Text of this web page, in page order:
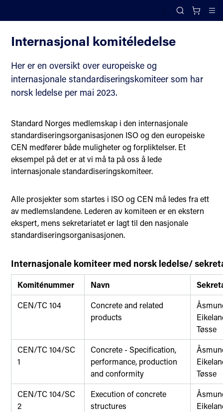
;
Search
Internasjonal komitéledelse
Her er en oversikt over europeiske og
internasjonale standardiseringskomiteer som har
norsk ledelse per mai 2023.
Standard Norges medlemskap i den internasjonale
standardiseringsorganisasjonen ISO og den europeiske
CEN medfører både muligheter og forpliktelser. Et
eksempel på det er at vi må ta på oss å lede
internasjonale standardiseringskomiteer.
Alle prosjekter som startes i ISO og CEN må ledes fra ett
av medlemslandene. Lederen av komiteen er en ekstern
ekspert, mens sekretariatet er lagt til den nasjonale
standardiseringsorganisasjonen.
Internasjonale komiteer med norsk ledelse/
Komiténummer Navn
CEN/TC 104
Concrete and related
products
Tøsse
CEN/TC 104/SC
1
Concrete - Specification,
performance, production
and conformity
Tøsse
CEN/TC 104/SC
2
Execution of concrete
structures